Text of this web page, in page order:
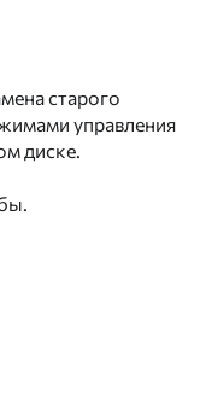
старого
управления
диске.